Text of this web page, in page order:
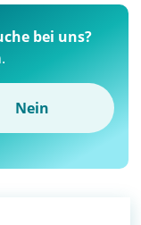
bei uns?
Nein